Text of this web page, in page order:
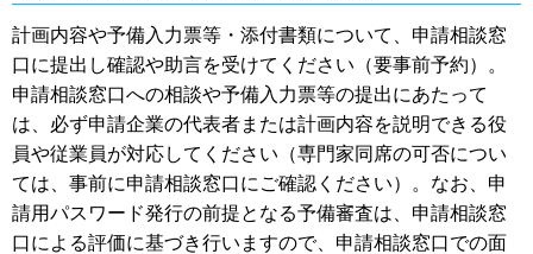
計画内容や予備入力票等・添付書類について、申請相談窓
口に提出し確認や助言を受けてください（要事前予約）。
申請相談窓口への相談や予備入力票等の提出にあたって
は、必ず申請企業の代表者または計画内容を説明できる役
員や従業員が対応してください（専門家同席の可否につい
ては、事前に申請相談窓口にご確認ください）。なお、申
請用パスワード発行の前提となる予備審査は、申請相談窓
口による評価に基づき行いますので、申請相談窓口での面